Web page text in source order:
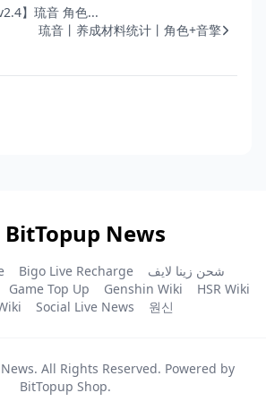
】琉音 角色...
琉音丨养成材料统计丨角色+音擎
BitTopup News
Bigo Live Recharge
شحن زينا لايف
Game Top Up Genshin Wiki
HSR Wiki
Social Live News 원신
. All Rights Reserved. Powered by
BitTopup Shop.